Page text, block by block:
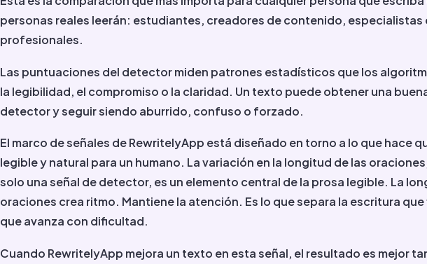
personas reales leerán: estudiantes, creadores de contenido, especialistas
profesionales.
Las puntuaciones del detector miden patrones estadísticos que los
la legibilidad, el compromiso o la claridad. Un texto puede obtener una
detector y seguir siendo aburrido, confuso o forzado.
El marco de señales de RewritelyApp está diseñado en torno a lo que hace
legible y natural para un humano. La variación en la longitud de las
solo una señal de detector, es un elemento central de la prosa legible. La
oraciones crea ritmo. Mantiene la atención. Es lo que separa la escritura
que avanza con dificultad.
Cuando RewritelyApp mejora un texto en esta señal, el resultado es mejor